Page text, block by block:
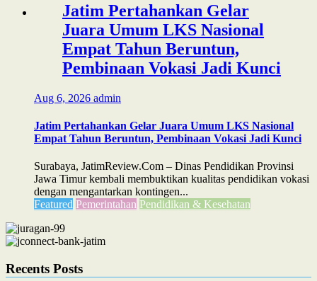
Jatim Pertahankan Gelar
Juara Umum LKS Nasional
Empat Tahun Beruntun,
Pembinaan Vokasi Jadi Kunci
Aug 6, 2026 admin
Jatim Pertahankan Gelar Juara Umum LKS Nasional
Empat Tahun Beruntun, Pembinaan Vokasi Jadi Kunci
Surabaya, JatimReview.Com – Dinas Pendidikan Provinsi
Jawa Timur kembali membuktikan kualitas pendidikan vokasi
dengan mengantarkan kontingen...
Featured Pemerintahan Pendidikan & Kesehatan
Recents Posts